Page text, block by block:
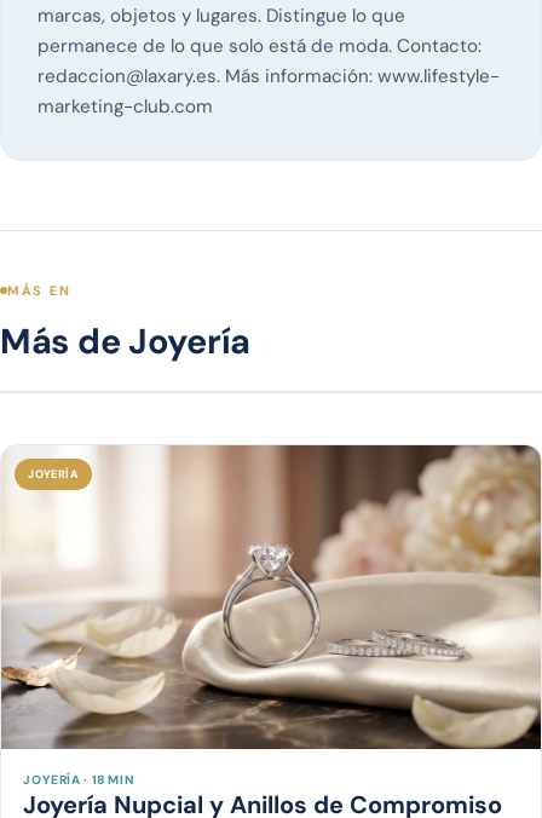
marcas, objetos y lugares. Distingue lo que
permanece de lo que solo está de moda. Contacto:
redaccion@laxary.es. Más información:www.lifestyle-
marketing-club.com
MÁS EN
Más de Joyería
JOYERÍA
JOYERÍA · 18 MIN
Joyería Nupcial y Anillos de Compromiso